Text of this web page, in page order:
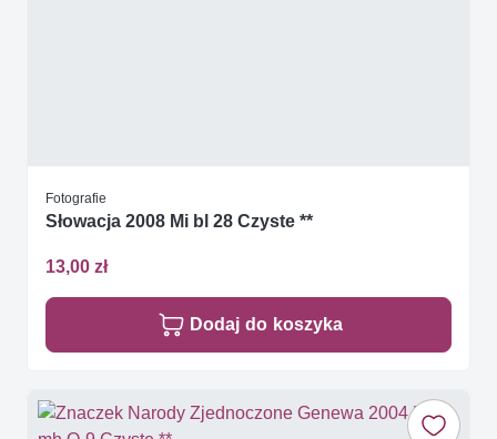
Fotografie
Słowacja 2008 Mi bl 28 Czyste **
13,00 zł
Dodaj do koszyka